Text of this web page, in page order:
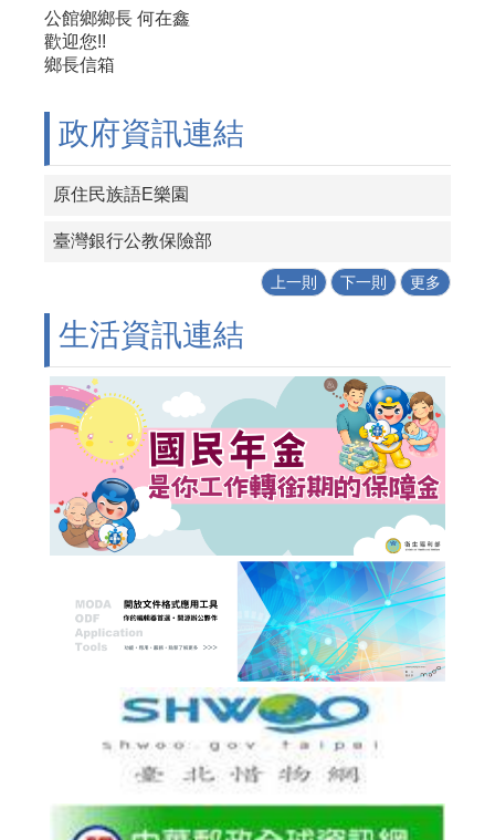
公館鄉鄉長 何在鑫
歡迎您!!
鄉長信箱
政府資訊連結
原住民族語E樂園
臺灣銀行公教保險部
上一則 下一則 更多
生活資訊連結